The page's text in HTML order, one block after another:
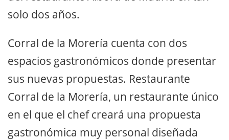
solo dos años.
Corral de la Morería cuenta con dos
espacios gastronómicos donde presentar
sus nuevas propuestas. Restaurante
Corral de la Morería, un restaurante único
en el que el chef creará una propuesta
gastronómica muy personal diseñada